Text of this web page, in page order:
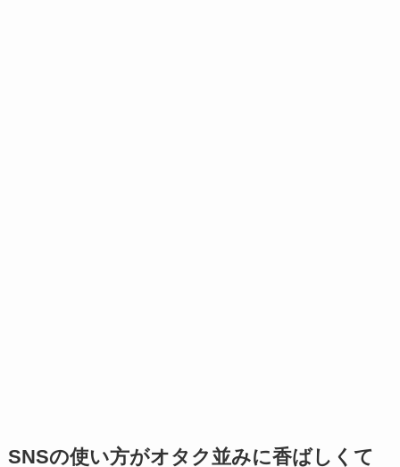
SNSの使い方がオタク並みに香ばしくて